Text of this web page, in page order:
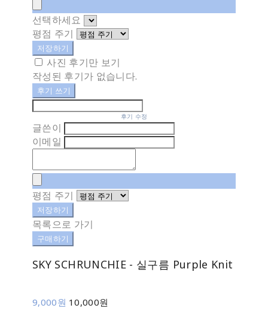
선택하세요
평점 주기
저장하기
사진 후기만 보기
작성된 후기가 없습니다.
후기 쓰기
후기 수정
글쓴이
이메일
평점 주기
저장하기
목록으로 가기
구매하기
SKY SCHRUNCHIE - 실구름 Purple Knit
9,000원 10,000원